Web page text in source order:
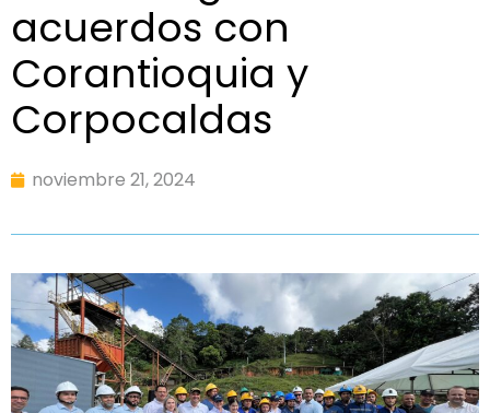
acuerdos con
Corantioquia y
Corpocaldas
noviembre 21, 2024